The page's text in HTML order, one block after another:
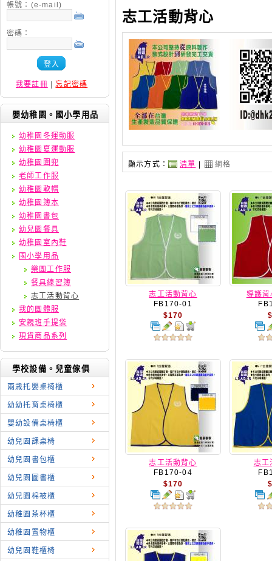
帳號：(e-mail)
密碼：
登入
我要註冊 |忘記密碼
嬰幼稚園。國小學用品
幼稚園冬運動服
幼稚園夏運動服
幼稚園圍兜
老師工作服
幼稚園軟帽
幼稚園簿本
幼稚園書包
幼兒園餐具
幼稚園室內鞋
國小學用品
樂團工作服
餐具練習簿
志工活動背心
我的團體服
安親班手提袋
現貨商品系列
學校設備。兒童傢俱
兩歳托嬰桌椅櫃
幼幼托育桌椅櫃
嬰幼設備桌椅櫃
幼兒園課桌椅
幼兒園書包櫃
幼兒園圖書櫃
幼兒園棉被櫃
幼稚園茶杯櫃
幼稚園置物櫃
幼兒園鞋櫃椅
志工活動背心
顯示方式： 清單 網格
志工活動背心
FB170-01
$170
導護
志工活動背心
FB170-04
$170
志工